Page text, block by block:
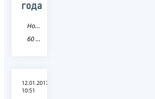
года
Новость
60 Псковская область
12.01.2017
10:51